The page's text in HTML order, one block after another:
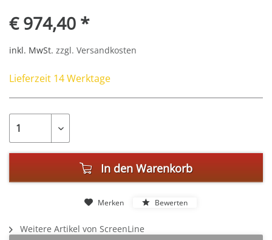
€ 974,40 *
inkl. MwSt. zzgl. Versandkosten
Lieferzeit 14 Werktage
In den Warenkorb
Merken Bewerten
Weitere Artikel von ScreenLine